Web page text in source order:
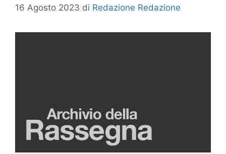
16 Agosto 2023 di Redazione Redazione